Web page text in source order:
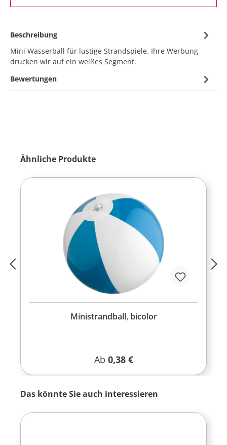
Beschreibung
Mini Wasserball für lustige Strandspiele. Ihre Werbung
drucken wir auf ein weißes Segment.
Bewertungen
Produktgalerie überspringen
Ähnliche Produkte
Ministrandball, bicolor
Regulärer Preis:
Ab 0,38 €
Produktgalerie überspringen
Das könnte Sie auch interessieren